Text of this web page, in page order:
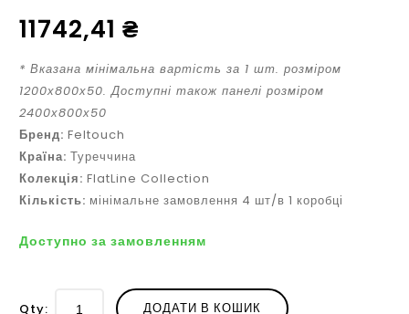
11742,41 ₴
* Вказана мінімальна вартість за 1 шт. розміром
1200х800х50. Доступні також панелі розміром
2400х800х50
Бренд: Feltouch
Країна: Туреччина
Колекція: FlatLine Collection
Кількість: мінімальне замовлення 4 шт/в 1 коробці
Доступно за замовленням
Qty: ДОДАТИ В КОШИК